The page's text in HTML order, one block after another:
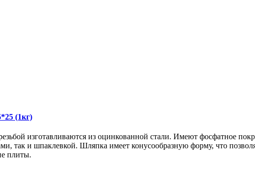
(1кг)
изготавливаются из оцинкованной стали. Имеют фосфатное
так и шпаклевкой. Шляпка имеет конусообразную форму, что
плиты.